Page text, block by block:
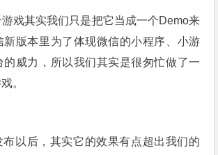
戏其实我们只是把它当成一个Demo来
新版本里为了体现微信的小程序、小游
的威力，所以我们其实是很匆忙做了一
。
布以后，其实它的效果有点超出我们的